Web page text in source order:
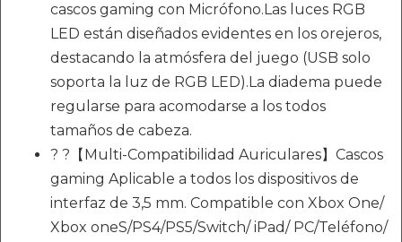
cascos gaming con Micrófono.Las luces RGB
LED están diseñados evidentes en los orejeros,
destacando la atmósfera del juego (USB solo
soporta la luz de RGB LED).La diadema puede
regularse para acomodarse a los todos
tamaños de cabeza.
? ?【Multi-Compatibilidad Auriculares】Cascos
gaming Aplicable a todos los dispositivos de
interfaz de 3,5 mm. Compatible con Xbox One/
Xbox oneS/PS4/PS5/Switch/ iPad/ PC/Teléfono/